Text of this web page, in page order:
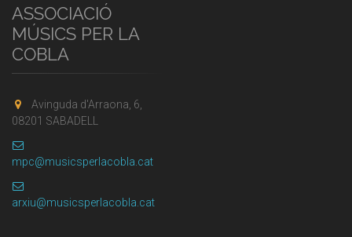
ASSOCIACIÓ
MÚSICS PER LA
COBLA
Avinguda d'Arraona, 6,
08201 SABADELL
mpc@musicsperlacobla.cat
arxiu@musicsperlacobla.cat